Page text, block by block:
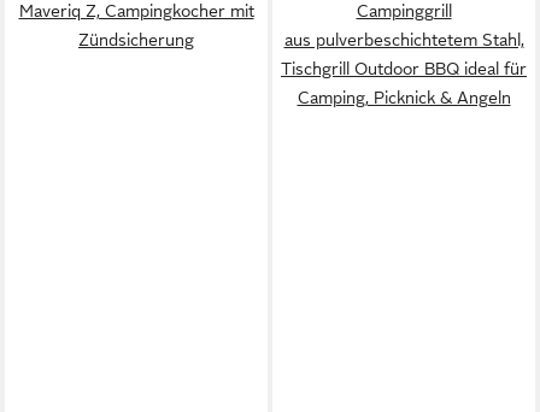
Maveriq Z, Campingkocher mit
Zündsicherung
Campinggrill
aus pulverbeschichtetem Stahl,
Tischgrill Outdoor BBQ ideal für
Camping, Picknick & Angeln